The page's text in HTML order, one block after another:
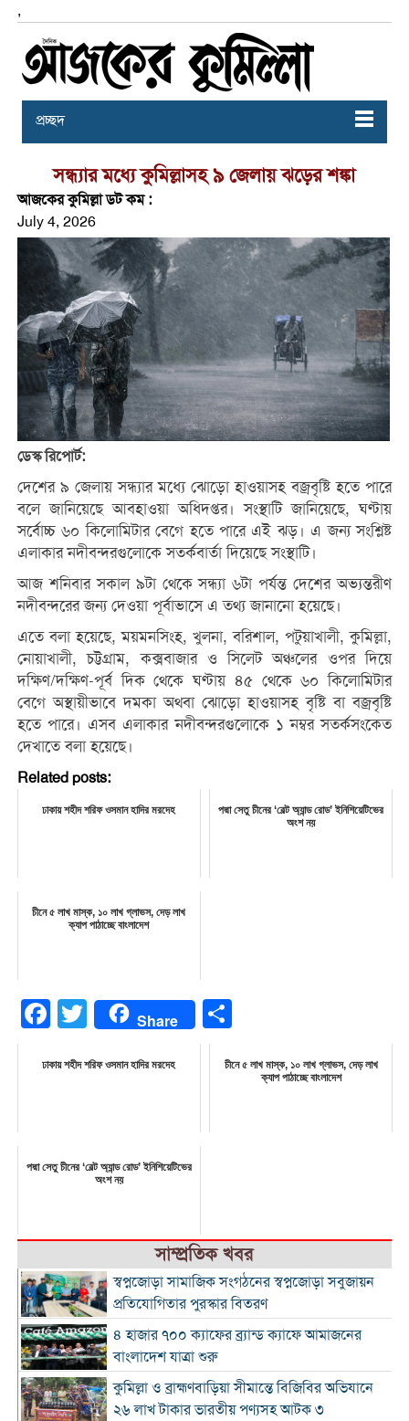
,
প্রচ্ছদ
সন্ধ্যার মধ্যে কুমিল্লাসহ ৯ জেলায় ঝড়ের শঙ্কা
আজকের কুমিল্লা ডট কম :
July 4, 2026
ডেস্ক রিপোর্ট:
দেশের ৯ জেলায় সন্ধ্যার মধ্যে ঝোড়ো হাওয়াসহ বজ্রবৃষ্টি হতে পারে
বলে জানিয়েছে আবহাওয়া অধিদপ্তর। সংস্থাটি জানিয়েছে, ঘণ্টায়
সর্বোচ্চ ৬০ কিলোমিটার বেগে হতে পারে এই ঝড়। এ জন্য সংশ্লিষ্ট
এলাকার নদীবন্দরগুলোকে সতর্কবার্তা দিয়েছে সংস্থাটি।
আজ শনিবার সকাল ৯টা থেকে সন্ধ্যা ৬টা পর্যন্ত দেশের অভ্যন্তরীণ
নদীবন্দরের জন্য দেওয়া পূর্বাভাসে এ তথ্য জানানো হয়েছে।
এতে বলা হয়েছে, ময়মনসিংহ, খুলনা, বরিশাল, পটুয়াখালী, কুমিল্লা,
নোয়াখালী, চট্টগ্রাম, কক্সবাজার ও সিলেট অঞ্চলের ওপর দিয়ে
দক্ষিণ/দক্ষিণ-পূর্ব দিক থেকে ঘণ্টায় ৪৫ থেকে ৬০ কিলোমিটার
বেগে অস্থায়ীভাবে দমকা অথবা ঝোড়ো হাওয়াসহ বৃষ্টি বা বজ্রবৃষ্টি
হতে পারে। এসব এলাকার নদীবন্দরগুলোকে ১ নম্বর সতর্কসংকেত
দেখাতে বলা হয়েছে।
Related posts:
ঢাকায় শহীদ শরিফ ওসমান হাদির মরদেহ
পদ্মা সেতু চীনের ‘বেল্ট অ্যান্ড রোড’ ইনিশিয়েটিভের
অংশ নয়
চীনে ৫ লাখ মাস্ক, ১০ লাখ গ্লাভস, দেড় লাখ
ক্যাপ পাঠাচ্ছে বাংলাদেশ
Facebook
Twitter Share
ঢাকায় শহীদ শরিফ ওসমান হাদির মরদেহ
চীনে ৫ লাখ মাস্ক, ১০ লাখ গ্লাভস, দেড় লাখ
ক্যাপ পাঠাচ্ছে বাংলাদেশ
পদ্মা সেতু চীনের ‘বেল্ট অ্যান্ড রোড’ ইনিশিয়েটিভের
অংশ নয়
সাম্প্রতিক খবর
স্বপ্নজোড়া সামাজিক সংগঠনের স্বপ্নজোড়া সবুজায়ন
প্রতিযোগিতার পুরস্কার বিতরণ
৪ হাজার ৭০০ ক্যাফের ব্র্যান্ড ক্যাফে আমাজনের
বাংলাদেশ যাত্রা শুরু
কুমিল্লা ও ব্রাহ্মণবাড়িয়া সীমান্তে বিজিবির অভিযানে
২৬ লাখ টাকার ভারতীয় পণ্যসহ আটক ৩